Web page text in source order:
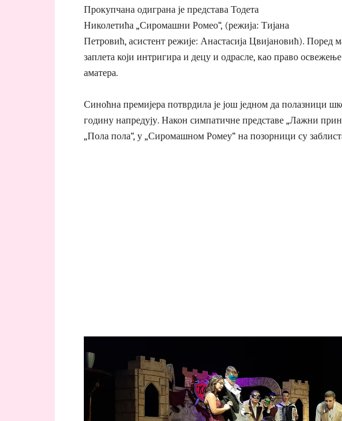
Прокупчана одиграна је представа Тодета
Николетића „Сиромашни Ромео“, (режија: Тијана
Петровић, асистент режије: Анастасија Цвијановић). Поред
заплета који интригира и децу и одрасле, као право
аматера.
Синоћна премијера потврдила је још једном да полазници
годину напредују. Након симпатичне представе „Лажни
„Пола пола“, у „Сиромашном Ромеу“ на позорници су